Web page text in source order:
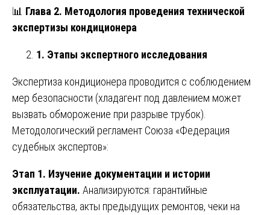
📊 Глава 2. Методология проведения технической
экспертизы кондиционера
1. Этапы экспертного исследования
Экспертиза кондиционера проводится с соблюдением
мер безопасности (хладагент под давлением может
вызвать обморожение при разрыве трубок).
Методологический регламент Союза «Федерация
судебных экспертов»:
Этап 1. Изучение документации и истории
эксплуатации. Анализируются: гарантийные
обязательства, акты предыдущих ремонтов, чеки на